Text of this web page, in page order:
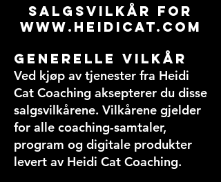
Salgsvilkår for
www.heidicat.com
Generelle vilkår
Ved kjøp av tjenester fra Heidi
Cat Coaching aksepterer du disse
salgsvilkårene. Vilkårene gjelder
for alle coaching-samtaler,
program og digitale produkter
levert av Heidi Cat Coaching.